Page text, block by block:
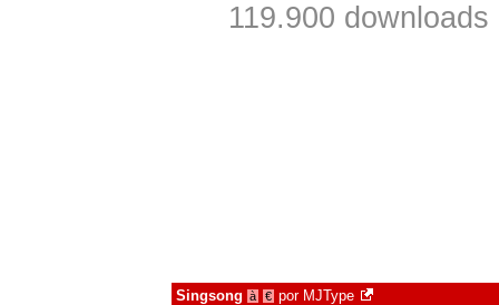
119.900
Singsong à € por MJType